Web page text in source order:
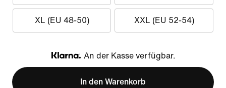
XL (EU 48-50) XXL (EU 52-54)
Klarna
An der Kasse verfügbar.
In den Warenkorb